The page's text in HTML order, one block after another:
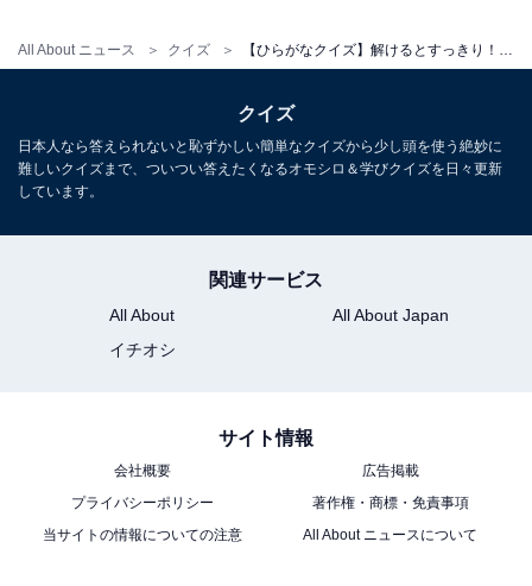
All About ニュース クイズ
クイズ
日本人なら答えられないと恥ずかしい簡単なクイズから少し頭を使う絶妙に
難しいクイズまで、ついつい答えたくなるオモシロ＆学びクイズを日々更新
しています。
関連サービス
All About
All About Japan
イチオシ
サイト情報
会社概要
広告掲載
プライバシーポリシー
著作権・商標・免責事項
当サイトの情報についての注意
All About ニュースについて